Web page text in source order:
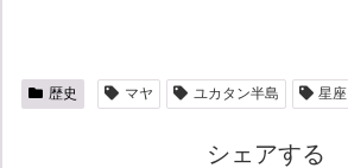
歴史 マヤ ユカタン半島 星座
シェアする